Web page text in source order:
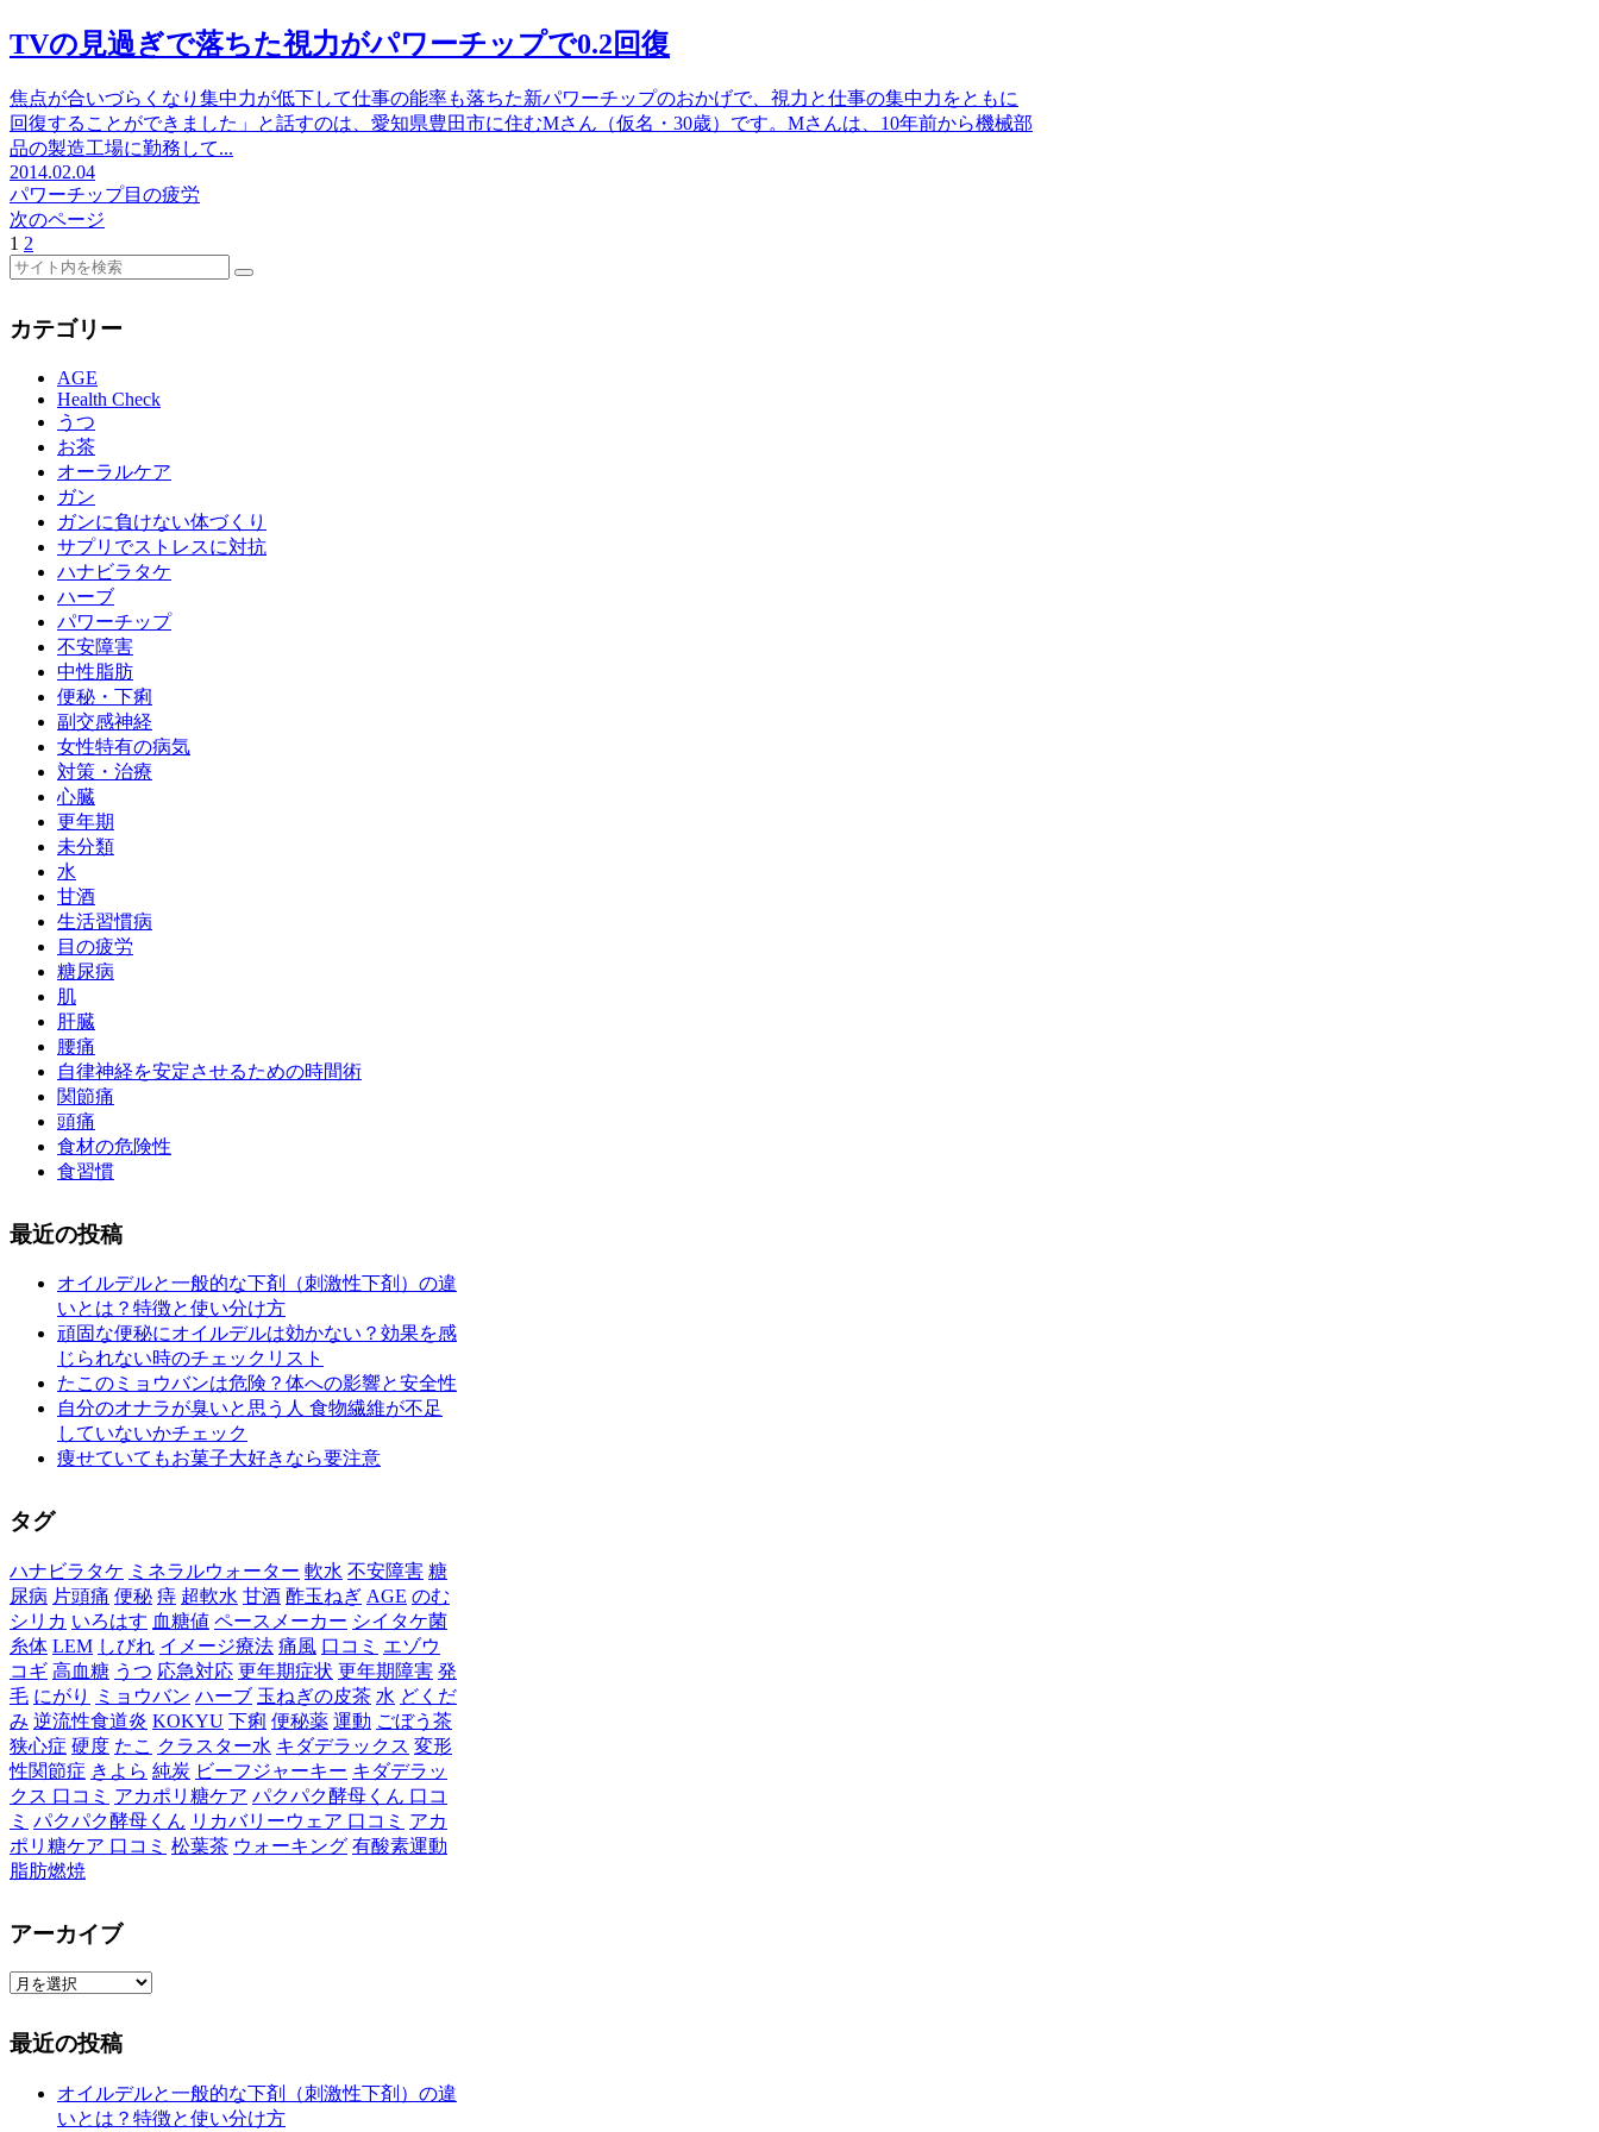
TVの見過ぎで落ちた視力がパワーチップで0.2回復
焦点が合いづらくなり集中力が低下して仕事の能率も落ちた新パワーチップのおかげで、視力と仕事の集中力をともに
回復することができました」と話すのは、愛知県豊田市に住むMさん（仮名・30歳）です。Mさんは、10年前から機械部
品の製造工場に勤務して...
2014.02.04
パワーチップ目の疲労
次のページ
1 2
へ
カテゴリー
AGE
Health Check
うつ
お茶
オーラルケア
ガン
ガンに負けない体づくり
サプリでストレスに対抗
ハナビラタケ
ハーブ
パワーチップ
不安障害
中性脂肪
便秘・下痢
副交感神経
女性特有の病気
対策・治療
心臓
更年期
未分類
水
甘酒
生活習慣病
目の疲労
糖尿病
肌
肝臓
腰痛
自律神経を安定させるための時間術
関節痛
頭痛
食材の危険性
食習慣
最近の投稿
オイルデルと一般的な下剤（刺激性下剤）の違
いとは？特徴と使い分け方
頑固な便秘にオイルデルは効かない？効果を感
じられない時のチェックリスト
たこのミョウバンは危険？体への影響と安全性
自分のオナラが臭いと思う人 食物繊維が不足
していないかチェック
痩せていてもお菓子大好きなら要注意
タグ
ハナビラタケ ミネラルウォーター 軟水 不安障害 糖
尿病 片頭痛 便秘 痔 超軟水 甘酒 酢玉ねぎ AGE のむ
シリカ いろはす 血糖値 ペースメーカー シイタケ菌
糸体 LEM しびれ イメージ療法 痛風 口コミ エゾウ
コギ 高血糖 うつ 応急対応 更年期症状 更年期障害 発
毛 にがり ミョウバン ハーブ 玉ねぎの皮茶 水 どくだ
み 逆流性食道炎 KOKYU 下痢 便秘薬 運動 ごぼう茶
狭心症 硬度 たこ クラスター水 キダデラックス 変形
性関節症 きよら 純炭 ビーフジャーキー キダデラッ
クス 口コミ アカポリ糖ケア パクパク酵母くん 口コ
ミ パクパク酵母くん リカバリーウェア 口コミ アカ
ポリ糖ケア 口コミ 松葉茶 ウォーキング 有酸素運動
脂肪燃焼
アーカイブ
ア
カ
イ
最近の投稿
オイルデルと一般的な下剤（刺激性下剤）の違
いとは？特徴と使い分け方